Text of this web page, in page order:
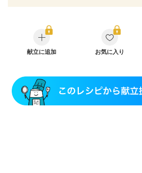
飲み込みにくい
妊娠中(初期)
妊婦健診・体重増加が気になる（初期）
妊婦健診・血圧が気になる（初期）
産後（ミルク）
フレイル（年齢に合わせた体作り）
低栄
ニキビ・肌荒れ
献立に追加 お気に入り